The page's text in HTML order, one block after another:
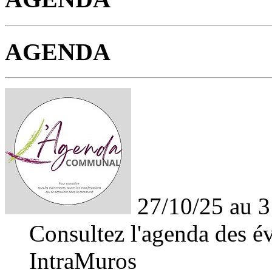
AGENDA
27/10/25 au
Consultez l'agenda des
IntraMuros